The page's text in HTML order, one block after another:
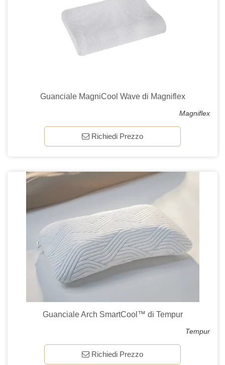
Guanciale MagniCool Wave di Magniflex
Magniflex
Richiedi Prezzo
Guanciale Arch SmartCool™ di Tempur
Tempur
Richiedi Prezzo